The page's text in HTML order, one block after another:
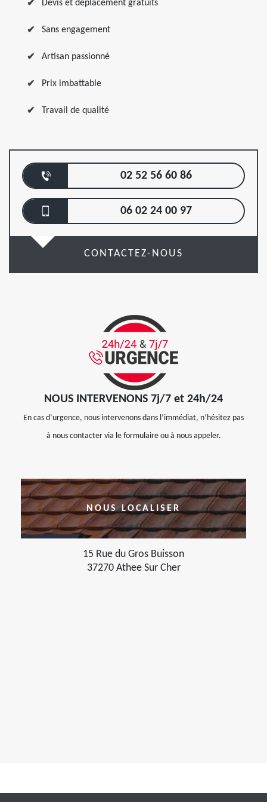
Devis et déplacement gratuits
Sans engagement
Artisan passionné
Prix imbattable
Travail de qualité
02 52 56 60 86
06 02 24 00 97
CONTACTEZ-NOUS
NOUS INTERVENONS 7j/7 et 24h/24
En cas d’urgence, nous intervenons dans l’immédiat, n’hésitez pas
à nous contacter via le formulaire ou à nous appeler.
NOUS LOCALISER
15 Rue du Gros Buisson
37270 Athee Sur Cher